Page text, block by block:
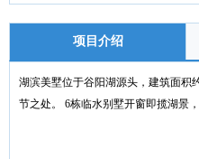
项目介绍
湖滨美墅位于谷阳湖源头，建筑面积
节之处。 6栋临水别墅开窗即揽湖景